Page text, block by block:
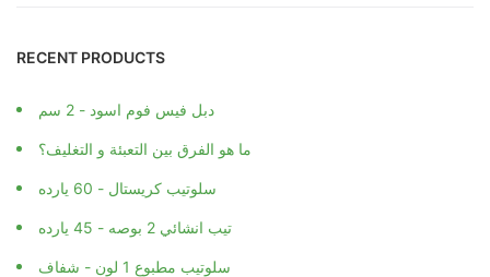
RECENT PRODUCTS
دبل فيس فوم اسود - 2 سم
ما هو الفرق بين التعبئة و التغليف؟
سلوتيب كريستال - 60 يارده
تيب انشائي 2 بوصه - 45 يارده
سلوتيب مطبوع 1 لون - شفاف